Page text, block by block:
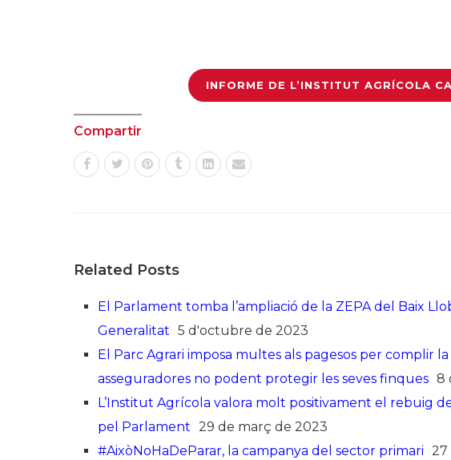
INFORME DE L’INSTITUT AGRÍCOLA
Compartir
Related Posts
El Parlament tomba l’ampliació de la ZEPA del Baix
Generalitat 5 d'octubre de 2023
El Parc Agrari imposa multes als pagesos per complir
asseguradores no podent protegir les seves finques 8
L’Institut Agrícola valora molt positivament el rebuig
pel Parlament 29 de març de 2023
#AixòNoHaDeParar, la campanya del sector primari 27